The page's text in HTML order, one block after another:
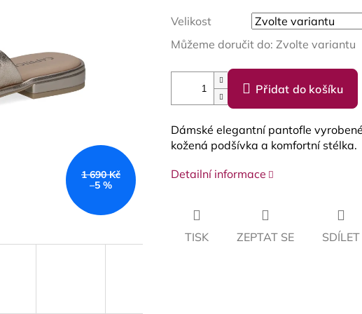
1 690 Kč
–5 %
Velikost
Můžeme doručit do: Zvolte variantu
Přidat do košíku
Dámské elegantní pantofle
kožená podšívka a komfortní stélka.
Detailní informace
TISK ZEPTAT SE SDÍLET